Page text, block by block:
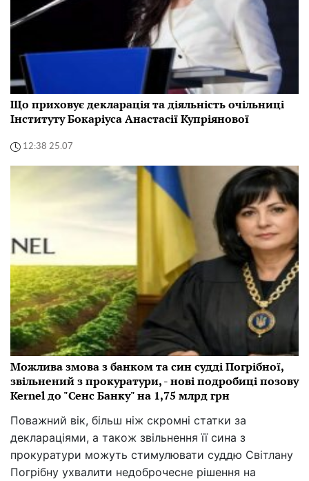
Що приховує декларація та діяльність очільниці
Інституту Бокаріуса Анастасії Купріянової
12:38 25.07
Можлива змова з банком та син судді Погрібної,
звільнений з прокуратури, - нові подробиці позову
Kernel до "Сенс Банку" на 1,75 млрд грн
Поважний вік, більш ніж скромні статки за
деклараціями, а також звільнення її сина з
прокуратури можуть стимулювати суддю Світлану
Погрібну ухвалити недоброчесне рішення на